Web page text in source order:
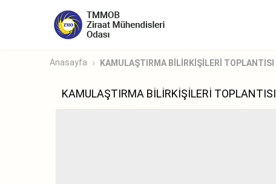
Anasayfa KAMULAŞTIRMA BİLİRKİŞİLERİ TOPLANTISI
KAMULAŞTIRMA BİLİRKİŞİLERİ TOPLANTISI